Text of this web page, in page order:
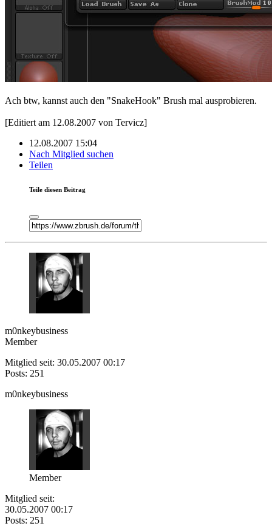
Ach btw, kannst auch den "SnakeHook" Brush mal ausprobieren.
[Editiert am 12.08.2007 von Tervicz]
12.08.2007 15:04
Nach Mitglied suchen
Teilen
Teile diesen Beitrag
m0nkeybusiness
Member
Mitglied seit: 30.05.2007 00:17
Posts: 251
m0nkeybusiness
Member
Mitglied seit:
30.05.2007 00:17
Posts: 251